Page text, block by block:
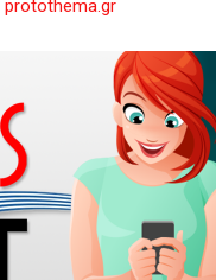
protothema.gr